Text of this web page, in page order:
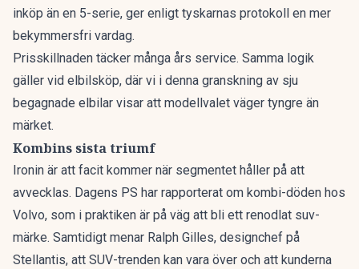
inköp än en 5-serie, ger enligt tyskarnas protokoll en mer
bekymmersfri vardag.
Prisskillnaden täcker många års service. Samma logik
gäller vid elbilsköp, där vi i denna granskning av sju
begagnade elbilar visar att modellvalet väger tyngre än
märket.
Kombins sista triumf
Ironin är att facit kommer när segmentet håller på att
avvecklas. Dagens PS har rapporterat om kombi-döden hos
Volvo, som i praktiken är på väg att bli ett renodlat suv-
märke. Samtidigt menar Ralph Gilles, designchef på
Stellantis, att SUV-trenden kan vara över och att kunderna